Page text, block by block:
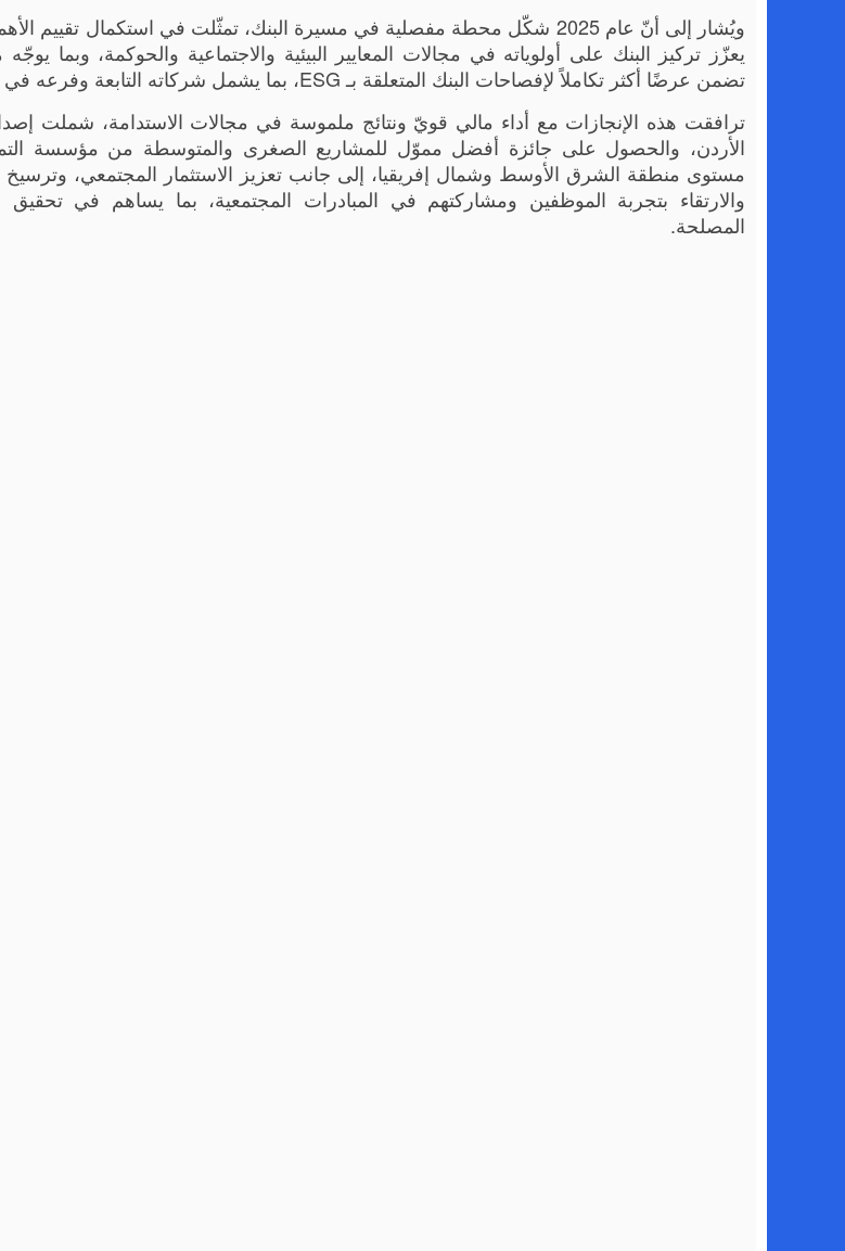
ويُشار إلى أنّ عام 2025 شكّل محطة مفصلية في مسيرة البنك، تمثّلت في استكمال تقييم
يعزّز تركيز البنك على أولوياته في مجالات المعايير البيئية والاجتماعية والحوكمة، وبما
تضمن عرضًا أكثر تكاملاً لإفصاحات البنك المتعلقة بـ ESG، بما يشمل شركاته التابعة وفرعه في قبرص.
ترافقت هذه الإنجازات مع أداء مالي قويّ ونتائج ملموسة في مجالات الاستدامة، شملت
مستوى منطقة الشرق الأوسط وشمال إفريقيا، إلى جانب تعزيز الاستثمار المجتمعي، وترسيخ
والارتقاء بتجربة الموظفين ومشاركتهم في المبادرات المجتمعية، بما يساهم في
المصلحة.